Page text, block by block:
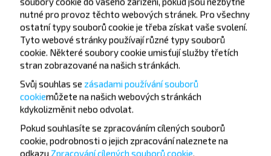
Často kladené otázky
Jak si mohu koupit jízdenky na
nutné pro provoz těchto webových stránek. Pro všechny
ostatní typy souborů cookie je třeba získat vaše svolení.
Tyto webové stránky používají různé typy souborů
cookie. Některé soubory cookie umisťují služby třetích
stran zobrazované na našich stránkách.
Svůj souhlas se zásadami používání souborů
cookiemůžete na našich webových stránkách
kdykolizměnit nebo odvolat.
Pokud souhlasíte se zpracováním cílených souborů
cookie, podrobnosti o jejich zpracování naleznete na
odkazu Zpracování cílených souborů cookie.